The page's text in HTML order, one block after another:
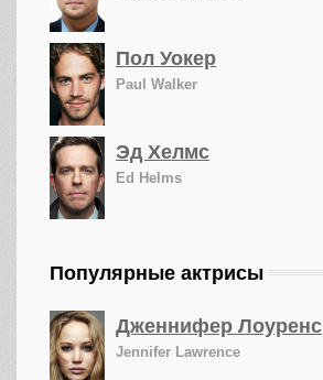
Пол Уокер
Paul Walker
Эд Хелмс
Ed Helms
Популярные актрисы
Дженнифер Лоуренс
Jennifer Lawrence